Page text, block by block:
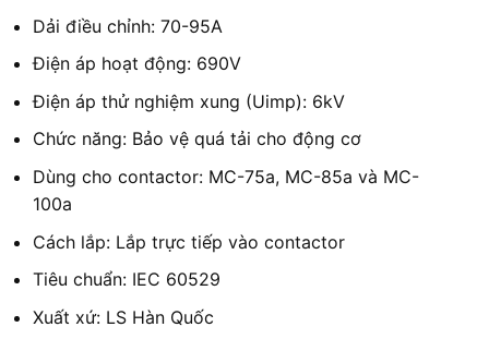
Dải điều chỉnh: 70-95A
Điện áp hoạt động: 690V
Điện áp thử nghiệm xung (Uimp): 6kV
Chức năng: Bảo vệ quá tải cho động cơ
Dùng cho contactor: MC-75a, MC-85a và MC-
100a
Cách lắp: Lắp trực tiếp vào contactor
Tiêu chuẩn: IEC 60529
Xuất xứ: LS Hàn Quốc